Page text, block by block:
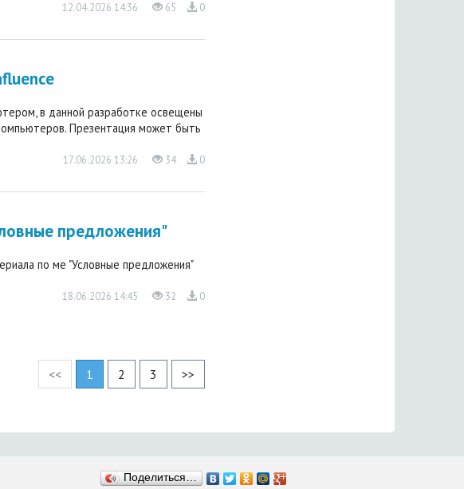
12.04.2026 14:36 65 0
в данной разработке освещены
Презентация может быть
17.06.2026 13:26 34 0
предложения"
по ме "Условные предложения"
18.06.2026 14:45 32 0
<< 1 2 3 >>
Поделиться…